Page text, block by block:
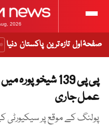
2026
صفحۂ اول تازہ ترین پاکستان دنیا
پی پی 139
عمل جاری
پولنگ کے موقع پر